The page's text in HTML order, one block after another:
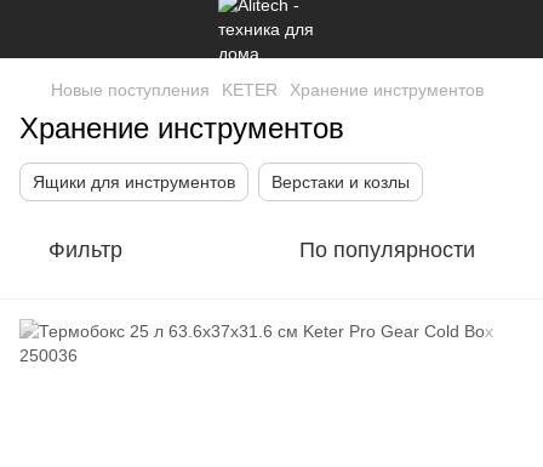
Новые поступления KETER Хранение инструментов
Хранение инструментов
Ящики для инструментов Верстаки и козлы
Фильтр По популярности